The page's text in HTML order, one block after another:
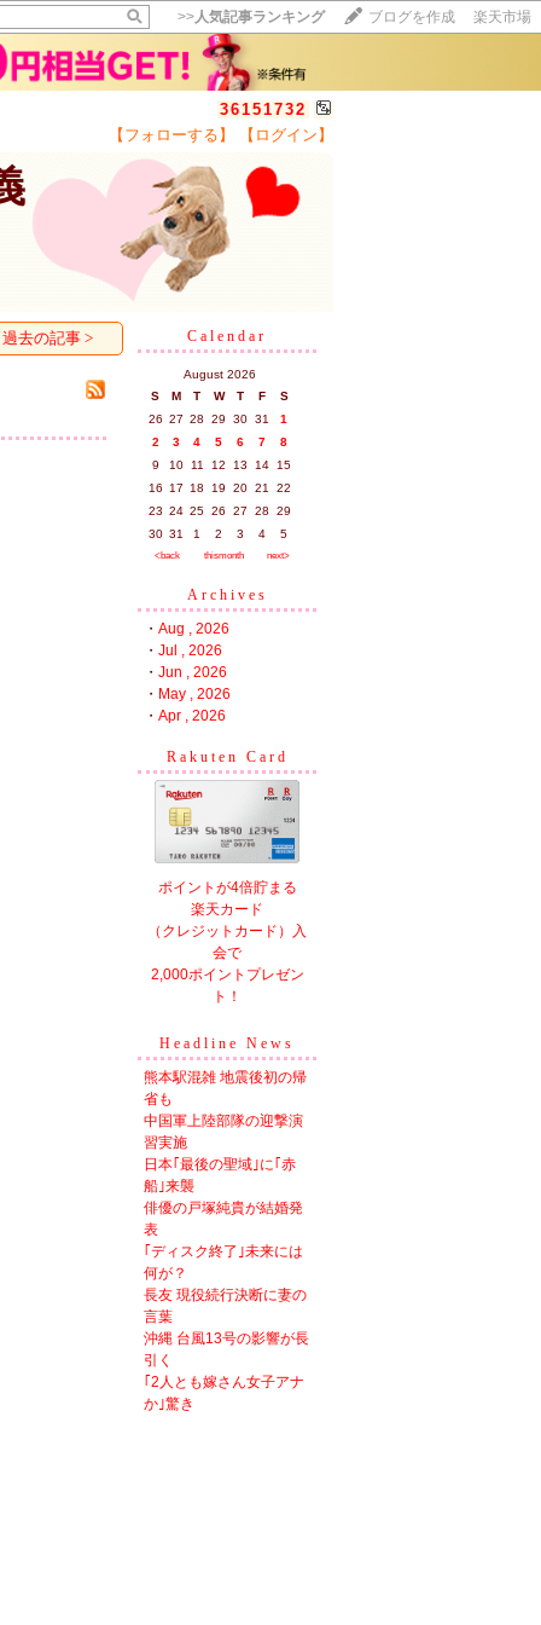
>>人気記事ランキング ブログを作成 楽天市場
36151732
【フォローする】
【ログイン】
過去の記事 > Calendar
August 2026
S
M T W T F
S
26 27 28 29 30 31
1
2
3 4 5 6 7
8
9
10 11 12 13 14
15
16
17 18 19 20 21
22
23 24 25 26 27 28
29
30 31 1 2 3 4 5
<back thismonth next>
Archives
・ Aug , 2026
・ Jul , 2026
・ Jun , 2026
・ May , 2026
・ Apr , 2026
Rakuten Card
ポイントが4倍貯まる
楽天カード
（クレジットカード）入
会で
2,000ポイントプレゼン
ト！
Headline News
熊本駅混雑 地震後初の帰
省も
中国軍上陸部隊の迎撃演
習実施
日本｢最後の聖域｣に｢赤
船｣来襲
俳優の戸塚純貴が結婚発
表
｢ディスク終了｣未来には
何が？
長友 現役続行決断に妻の
言葉
沖縄 台風13号の影響が長
引く
｢2人とも嫁さん女子アナ
か｣驚き